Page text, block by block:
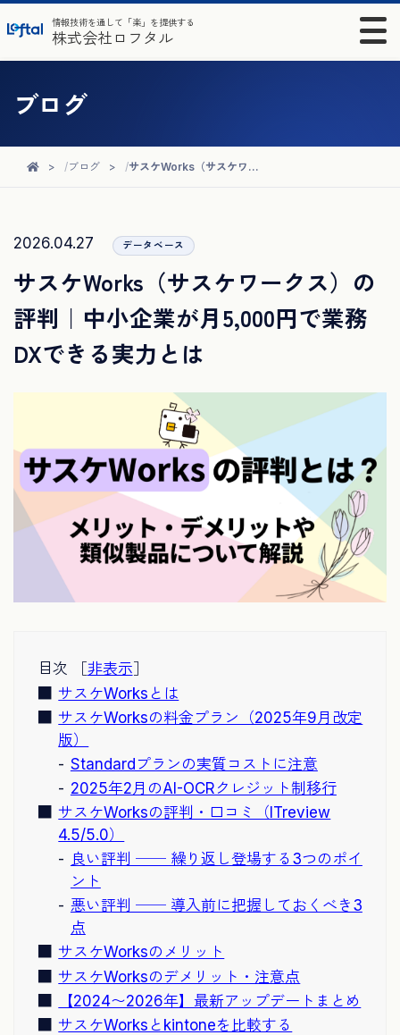
情報技術を通して「楽」を提供する
株式会社ロフタル
ブログ
ブログ サスケWorks（サスケワークス）の評判｜中小企業が月5,000円で業務DXできる実力とは
2026.04.27 データベース
サスケWorks（サスケワークス）の
評判｜中小企業が月5,000円で業務
DXできる実力とは
目次 ［非表示］
サスケWorksとは
サスケWorksの料金プラン（2025年9月改定
版）
Standardプランの実質コストに注意
2025年2月のAI-OCRクレジット制移行
サスケWorksの評判・口コミ（ITreview
4.5/5.0）
良い評判 ── 繰り返し登場する3つのポイ
ント
悪い評判 ── 導入前に把握しておくべき3
点
サスケWorksのメリット
サスケWorksのデメリット・注意点
【2024〜2026年】最新アップデートまとめ
サスケWorksとkintoneを比較する